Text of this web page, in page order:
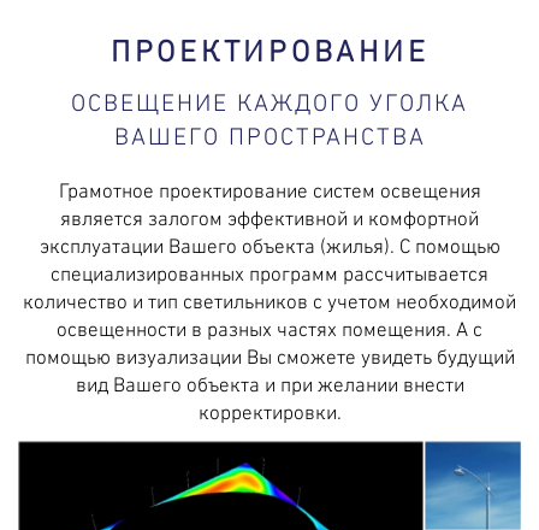
ПРОЕКТИРОВАНИЕ
ОСВЕЩЕНИЕ КАЖДОГО УГОЛКА
ВАШЕГО ПРОСТРАНСТВА
Грамотное проектирование систем освещения
является залогом эффективной и комфортной
эксплуатации Вашего объекта (жилья). С помощью
специализированных программ рассчитывается
количество и тип светильников с учетом необходимой
освещенности в разных частях помещения. А с
помощью визуализации Вы сможете увидеть будущий
вид Вашего объекта и при желании внести
корректировки.